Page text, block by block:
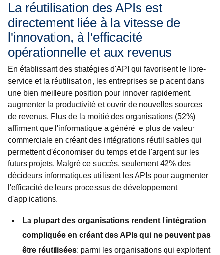
La réutilisation des APIs est
directement liée à la vitesse de
l'innovation, à l'efficacité
opérationnelle et aux revenus
En établissant des stratégies d'API qui favorisent le libre-
service et la réutilisation, les entreprises se placent dans
une bien meilleure position pour innover rapidement,
augmenter la productivité et ouvrir de nouvelles sources
de revenus. Plus de la moitié des organisations (52%)
affirment que l'informatique a généré le plus de valeur
commerciale en créant des intégrations réutilisables qui
permettent d'économiser du temps et de l'argent sur les
futurs projets. Malgré ce succès, seulement 42% des
décideurs informatiques utilisent les APIs pour augmenter
l'efficacité de leurs processus de développement
d'applications.
La plupart des organisations rendent l'intégration
compliquée en créant des APIs qui ne peuvent pas
être réutilisées: parmi les organisations qui exploitent